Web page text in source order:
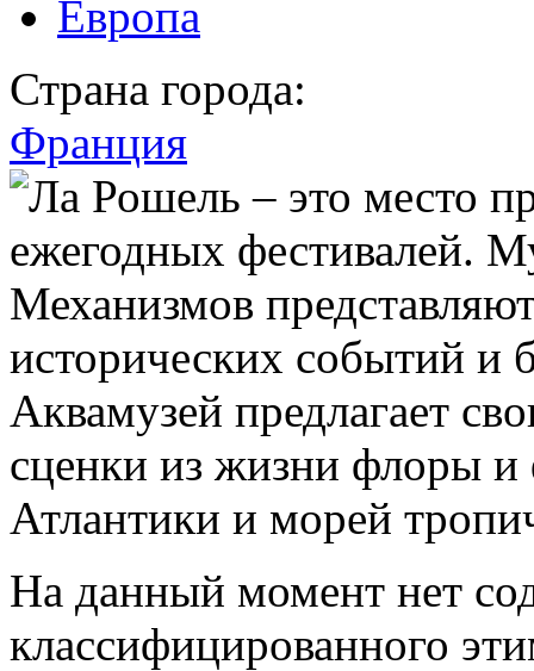
Европа
Страна города:
Франция
На данный момент нет
классифицированного